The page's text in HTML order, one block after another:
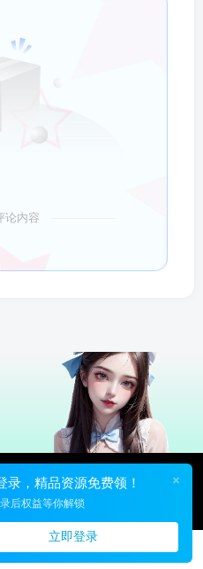
论内容
×
录，精品资源免费领！
后权益等你解锁
立即登录
源网 保留资源解释权
时 0.135 秒
立即购买